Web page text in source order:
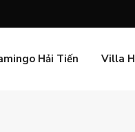
Hải Tiến Villa